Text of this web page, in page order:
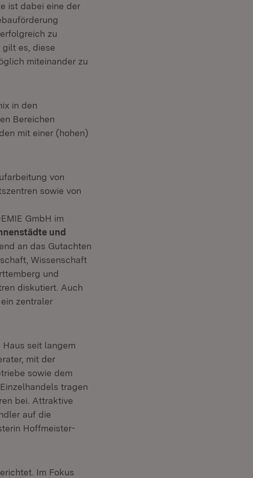
ist dabei eine der
zu
es, diese
miteinander zu
in den
Bereichen
mit einer (hohen)
von
sowie von
GmbH im
und
an das Gutachten
Wissenschaft
und
diskutiert. Auch
zentraler
Haus seit langem
mit der
sowie dem
tragen
bei. Attraktive
auf die
Hoffmeister-
Im Fokus